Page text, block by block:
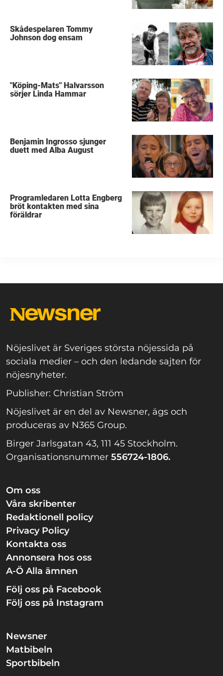
Skådespelaren Tommy
Johnson dog ensam
"Köping-Mats" Halvarsson
sörjer Linda Hammar
Benjamin Ingrosso sjunger
duett med Alba August
Programledaren Lotta Engberg
bröt kontakten med sina
föräldrar
Nöjeslivet är Sveriges största nöjessida på
sociala medier – och den ledande sajten för
nöjesnyheter.
Publisher: Christian Ström
Nöjeslivet är en del av Newsner, ägs och
produceras av N365 Group.
Birger Jarlsgatan 43, 111 45 Stockholm.
Organisationsnummer 556724-1806.
Om oss
Våra skribenter
Redaktionell policy
Privacy Policy
Kontakta oss
Annonsera hos oss
A-Ö Alla ämnen
Följ oss på Facebook
Följ oss på Instagram
Newsner
Matbibeln
Sportbibeln